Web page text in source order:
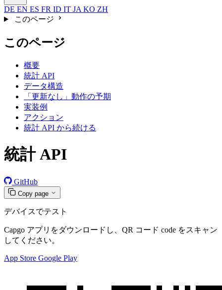
DE EN ES FR ID IT JA KO ZH
このページ
このページ
概要
統計 API
データ構造
「更新なし」動作の予期
実装例
アクション
統計 API から続ける
統計 API
GitHub
Copy page
デバイスでテスト
Capgo アプリをダウンロードし、QR コード code をスキャン
してください。
App Store Google Play